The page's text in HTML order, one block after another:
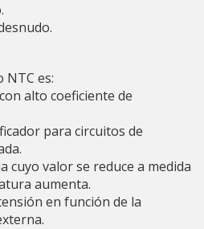
es:
alto coeficiente de
para circuitos de
cuyo valor se reduce a medida
aumenta.
en función de la